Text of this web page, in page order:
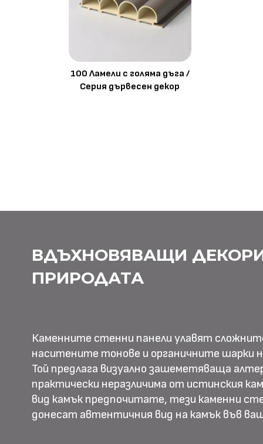
100 Ламели с голяма дъга /
Серия дървесен декор
ВДЪХНОВЯВАЩИ
ПРИРОДАТА
Каменните стенни панели улавят
наситените тонове и органичните шарки
Той предлага визуално зашеметяваща
практически неразличима от истинския
вид камък предпочитате, тези каменни
донесат автентичния вид на камък във